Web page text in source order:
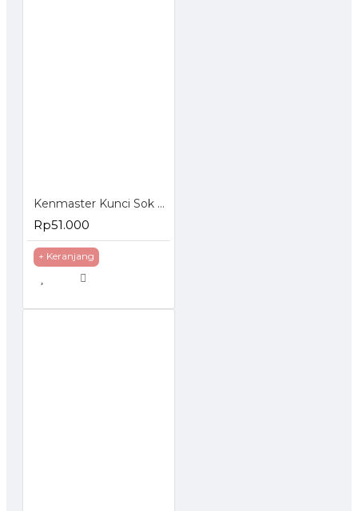
Kenmaster Kunci Sok Set 27 Pcs
Rp51.000
+ Keranjang